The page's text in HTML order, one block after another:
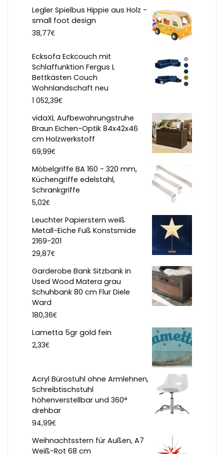
Legler Spielbus Hippie aus Holz -
small foot design
38,77€
Ecksofa Eckcouch mit
Schlaffunktion Fergus L
Bettkästen Couch
Wohnlandschaft neu
1 052,39€
vidaXL Aufbewahrungstruhe
Braun Eichen-Optik 84x42x46
cm Holzwerkstoff
69,99€
Möbelgriffe BA 160 - 320 mm,
Küchengriffe edelstahl,
Schrankgriffe
5,02€
Leuchter Papierstern weiß
Metall-Eiche Fuß Konstsmide
2169-201
29,87€
Garderobe Bank Sitzbank in
Used Wood Matera grau
Schuhbank 80 cm Flur Diele
Ward
180,36€
Lametta 5gr gold fein
2,33€
Acryl Bürostuhl ohne Armlehnen,
Schreibtischstuhl
höhenverstellbar und 360°
drehbar
94,99€
Weihnachtsstern für Außen, A7
Weiß-Rot 68 cm